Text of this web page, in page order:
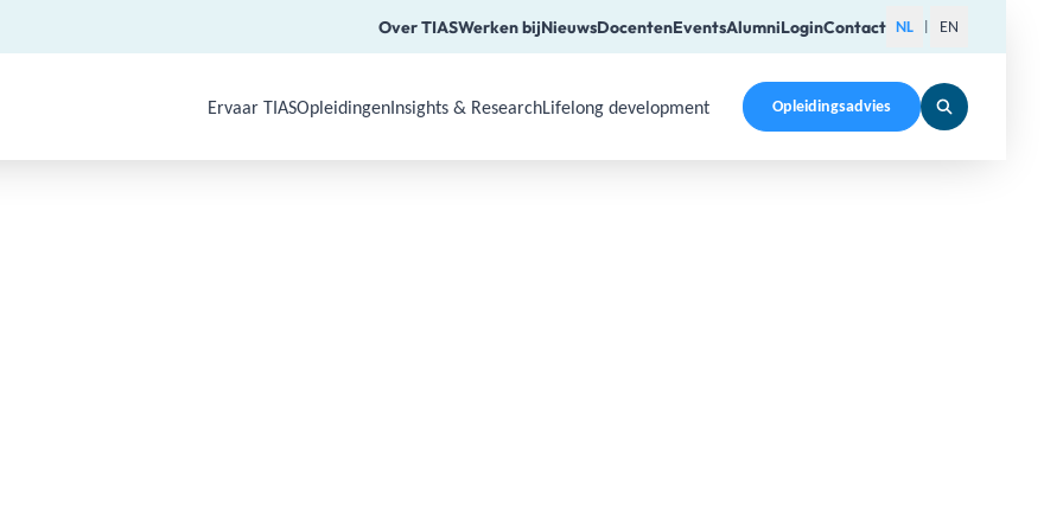
Over TIASWerken bijNieuwsDocentenEventsAlumniLoginContact NL EN
Use Arrow Down, Enter or Space to open a submenu. Use Arrow Up, Home, End to navigate items
Ervaar TIASOpleidingenInsights & ResearchLifelong development Opleidingsadvies